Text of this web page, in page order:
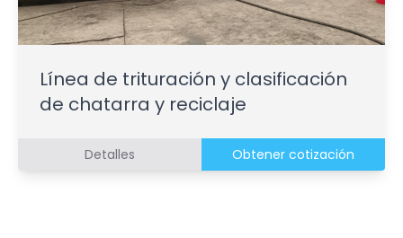
Línea de trituración y clasificación
de chatarra y reciclaje
Detalles Obtener cotización